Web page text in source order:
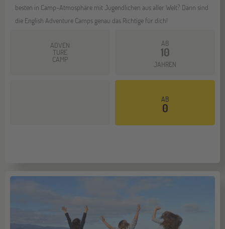
besten in Camp-Atmosphäre mit Jugendlichen aus aller Welt? Dann sind
die English Adventure Camps genau das Richtige für dich!
ADVEN
TURE
CAMP
AB
10
JAHREN
AB
0